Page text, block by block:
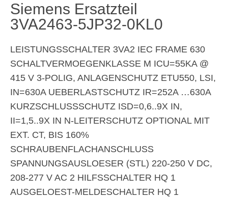
Siemens Ersatzteil
3VA2463-5JP32-0KL0
LEISTUNGSSCHALTER 3VA2 IEC FRAME 630
SCHALTVERMOEGENKLASSE M ICU=55KA @
415 V 3-POLIG, ANLAGENSCHUTZ ETU550, LSI,
IN=630A UEBERLASTSCHUTZ IR=252A …630A
KURZSCHLUSSSCHUTZ ISD=0,6..9X IN,
II=1,5..9X IN N-LEITERSCHUTZ OPTIONAL MIT
EXT. CT, BIS 160%
SCHRAUBENFLACHANSCHLUSS
SPANNUNGSAUSLOESER (STL) 220-250 V DC,
208-277 V AC 2 HILFSSCHALTER HQ 1
AUSGELOEST-MELDESCHALTER HQ 1